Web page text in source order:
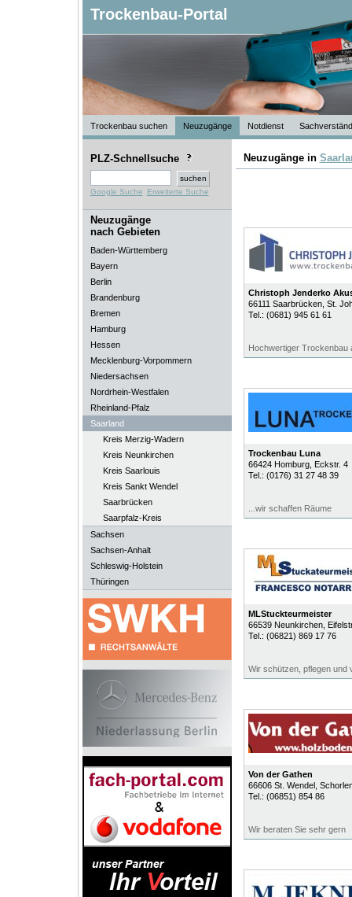
Trockenbau-Portal
Trockenbau suchen Neuzugänge Notdienst
PLZ-Schnellsuche
Google Suche Erweiterte Suche
Neuzugänge
nach Gebieten
Baden-Württemberg
Bayern
Berlin
Brandenburg
Bremen
Hamburg
Hessen
Mecklenburg-Vorpommern
Niedersachsen
Nordrhein-Westfalen
Rheinland-Pfalz
Saarland
Kreis Merzig-Wadern
Kreis Neunkirchen
Kreis Saarlouis
Kreis Sankt Wendel
Saarbrücken
Saarpfalz-Kreis
Sachsen
Sachsen-Anhalt
Schleswig-Holstein
Thüringen
Neuzugänge in
Christoph Jenderko
66111 Saarbrücken, St.
Tel.: (0681) 945 61 61
Hochwertiger Trockenbau
Trockenbau Luna
66424 Homburg, Eckstr. 4
Tel.: (0176) 31 27 48 39
...wir schaffen Räume
MLStuckteurmeister
66539 Neunkirchen,
Tel.: (06821) 869 17 76
Wir schützen, pflegen und
Von der Gathen
66606 St. Wendel,
Tel.: (06851) 854 86
Wir beraten Sie sehr gern